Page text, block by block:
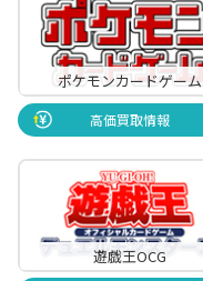
ポケモンカードゲーム
高価買取情報
遊戯王OCG